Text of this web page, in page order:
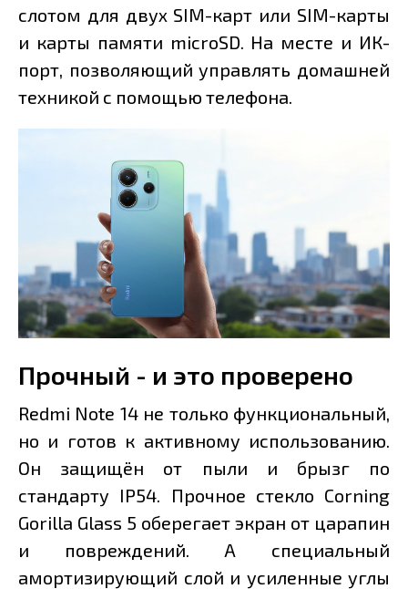
слотом для двух SIM-карт или SIM-карты
и карты памяти microSD. На месте и ИК-
порт, позволяющий управлять домашней
техникой с помощью телефона.
Прочный - и это проверено
Redmi Note 14 не только функциональный,
но и готов к активному использованию.
Он защищён от пыли и брызг по
стандарту IP54. Прочное стекло Corning
Gorilla Glass 5 оберегает экран от царапин
и повреждений. А специальный
амортизирующий слой и усиленные углы